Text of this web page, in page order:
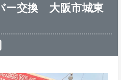
ー交換 大阪市城東